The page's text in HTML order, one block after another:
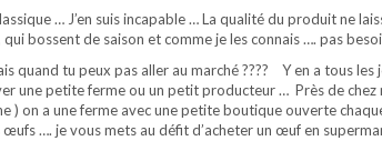
… J’en suis incapable … La qualité du produit ne
bossent de saison et comme je les connais …. pas
quand tu peux pas aller au marché ???? Y en a tous les
une petite ferme ou un petit producteur … Près de chez
) on a une ferme avec une petite boutique ouverte
…. je vous mets au défit d’acheter un œuf en